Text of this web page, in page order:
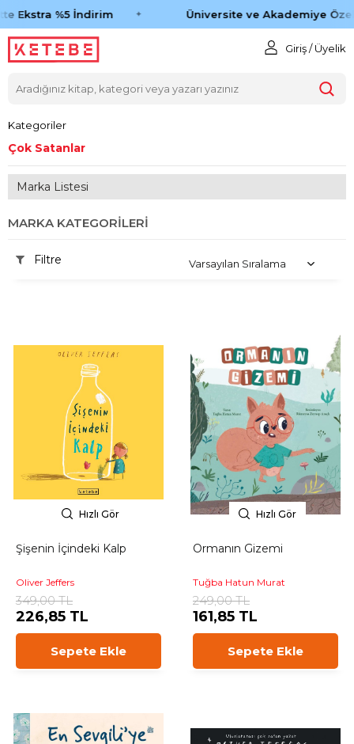
Ekstra %5 İndirim Üniversite ve Akademiye Özel
Giriş / Üyelik
Kategoriler
Çok Satanlar
Marka Listesi
MARKA KATEGORILERI
Filtre
Hızlı Gör
Şişenin İçindeki Kalp
Oliver Jeffers
349,00 TL
226,85 TL
Sepete Ekle
Hızlı Gör
Ormanın Gizemi
Tuğba Hatun Murat
249,00 TL
161,85 TL
Sepete Ekle